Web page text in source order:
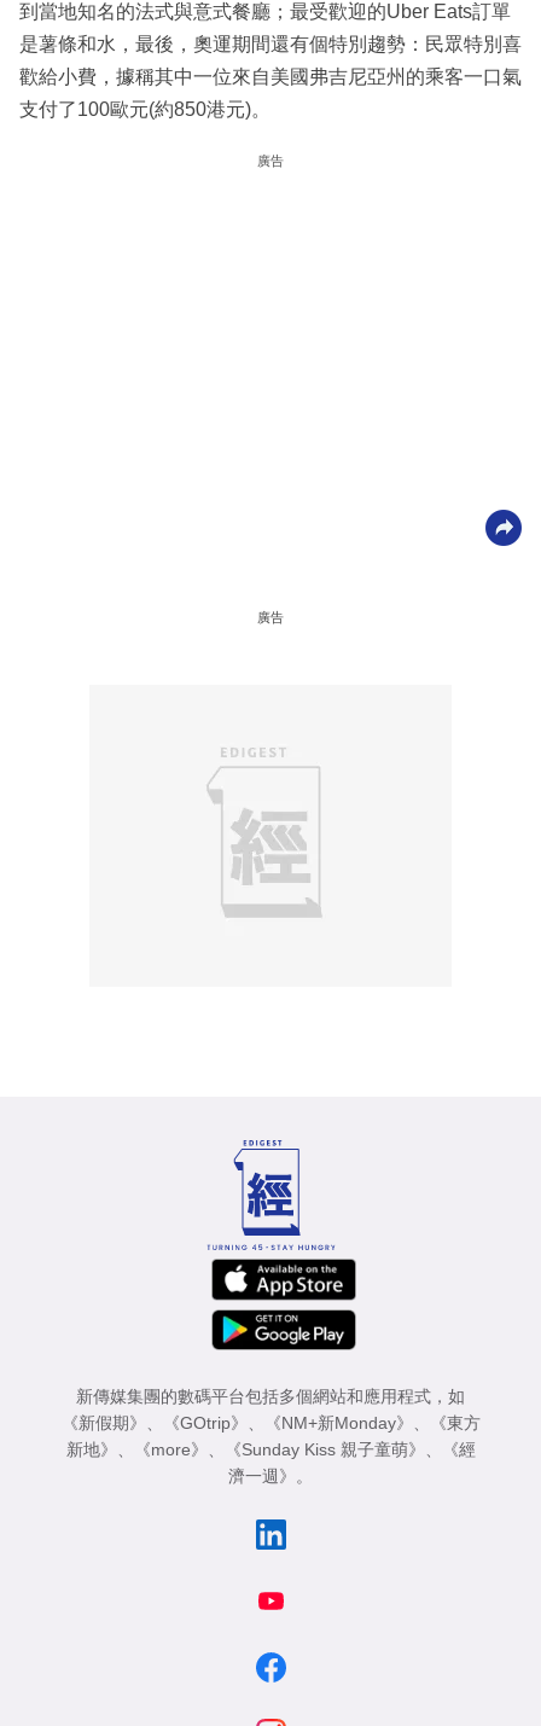
到當地知名的法式與意式餐廳；最受歡迎的Uber Eats訂單
是薯條和水，最後，奧運期間還有個特別趨勢：民眾特別喜
歡給小費，據稱其中一位來自美國弗吉尼亞州的乘客一口氣
支付了100歐元(約850港元)。
廣告
廣告
新傳媒集團的數碼平台包括多個網站和應用程式，如
《新假期》
《GOtrip》 《NM+新Monday》
《東方
新地》
《more》 《Sunday Kiss 親子童萌》
《經
濟一週》
。